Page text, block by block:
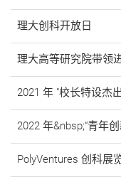
理大创科开放日
理大高等研究院带领
2021 年 "校长特设杰
2022 年&nbsp;“青年
PolyVentures 创科展